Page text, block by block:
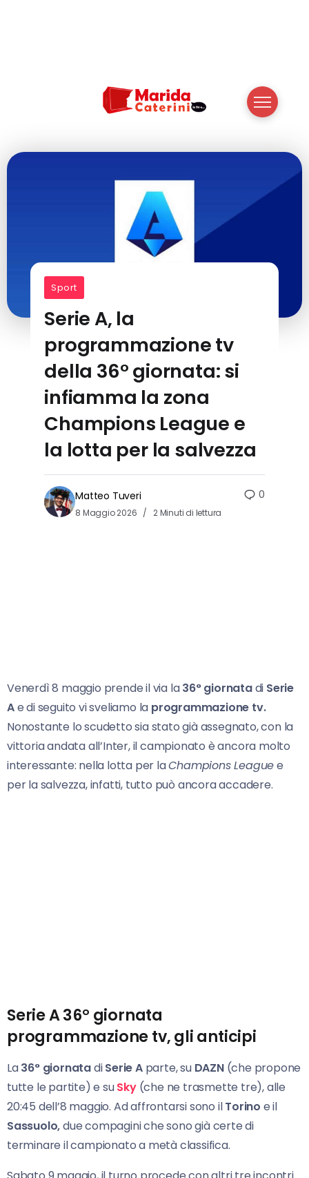
Sport
Serie A, la
programmazione tv
della 36° giornata: si
infiamma la zona
Champions League e
la lotta per la salvezza
Matteo Tuveri
8 Maggio 2026 2 Minuti di lettura
0
Venerdì 8 maggio prende il via la36° giornatadi Serie
Ae di seguito vi sveliamo la programmazione tv.
Nonostante lo scudetto sia stato già assegnato, con la
vittoria andata all’Inter, il campionato è ancora molto
interessante: nella lotta per laChampions Leaguee
per la salvezza, infatti, tutto può ancora accadere.
Serie A 36° giornata
programmazione tv, gli anticipi
La36° giornatadiSerieAparte, su DAZN(che propone
tutte le partite) e suSky(che ne trasmette tre), alle
20:45 dell’8 maggio. Ad affrontarsi sono ilTorino e il
Sassuolo,due compagini che sono già certe di
terminare il campionato a metà classifica.